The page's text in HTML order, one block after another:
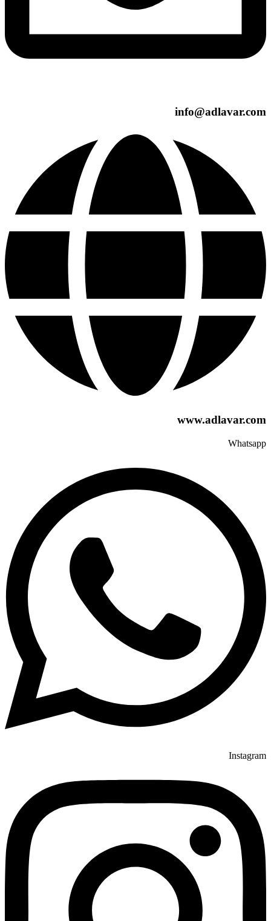
info@adlavar.com
www.adlavar.com
Whatsapp
Instagram